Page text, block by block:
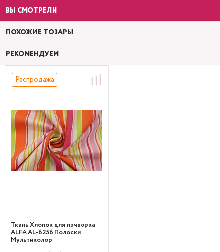
ВЫ СМОТРЕЛИ
ПОХОЖИЕ ТОВАРЫ
РЕКОМЕНДУЕМ
Распродажа
Ткань Хлопок для пэчворка
ALFA AL-6256 Полоски
Мультиколор